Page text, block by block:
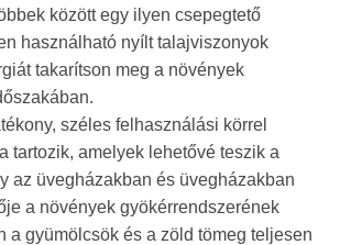
között egy ilyen csepegtető
használható nyílt talajviszonyok
takarítson meg a növények
széles felhasználási körrel
tartozik, amelyek lehetővé teszik a
az üvegházakban és üvegházakban
a növények gyökérrendszerének
gyümölcsök és a zöld tömeg teljesen